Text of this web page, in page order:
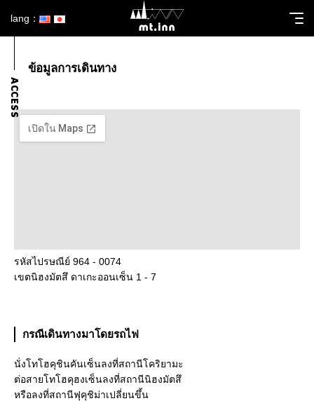
lang：
ACCESS
ข้อมูลการเดินทาง
รหัสไปรษณีย์ 964 - 0074
เขตนิฮงมัตสึ ดาเกะออนเซ็น 1 - 7
กรณีเดินทางมาโดยรถไฟ
นั่งโทโฮคุชินคันเซ็นลงที่สถานีโคริยามะ
ต่อสายโทโฮคุฮงเซ็นลงที่สถานีนิฮงมัตสึ
หรือลงที่สถานีฟุคุชิม่าเปลี่ยนขึ้น